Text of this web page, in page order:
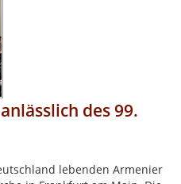
des 99.
lebenden Armenier